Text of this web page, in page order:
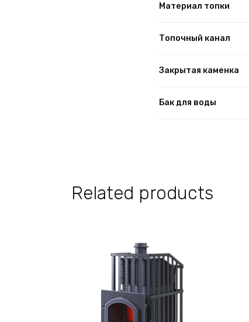
Материал топки
Топочный канал
Закрытая каменка
Бак для воды
Related products